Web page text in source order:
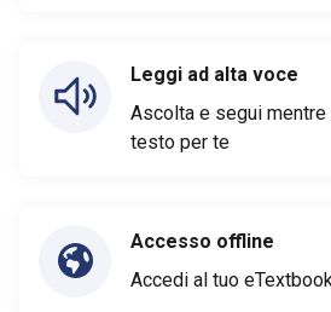
Leggi ad alta voce
Ascolta e segui
testo per te
Accesso offline
Accedi al tuo